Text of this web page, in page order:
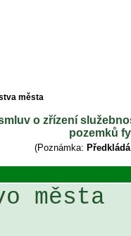
města
o zřízení
pozemků
(Poznámka:
města